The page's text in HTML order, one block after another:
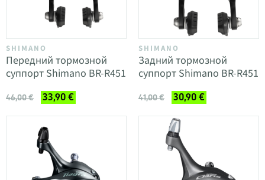
SHIMANO
Передний тормозной
суппорт Shimano BR-R451
46,00 € 33,90 €
SHIMANO
Задний тормозной
суппорт Shimano BR-R451
41,00 € 30,90 €